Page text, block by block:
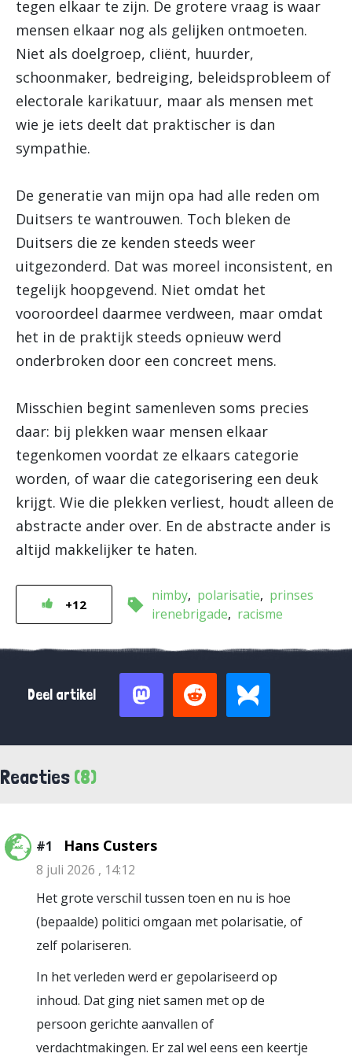
tegen elkaar te zijn. De grotere vraag is waar
mensen elkaar nog als gelijken ontmoeten.
Niet als doelgroep, cliënt, huurder,
schoonmaker, bedreiging, beleidsprobleem of
electorale karikatuur, maar als mensen met
wie je iets deelt dat praktischer is dan
sympathie.
De generatie van mijn opa had alle reden om
Duitsers te wantrouwen. Toch bleken de
Duitsers die ze kenden steeds weer
uitgezonderd. Dat was moreel inconsistent, en
tegelijk hoopgevend. Niet omdat het
vooroordeel daarmee verdween, maar omdat
het in de praktijk steeds opnieuw werd
onderbroken door een concreet mens.
Misschien begint samenleven soms precies
daar: bij plekken waar mensen elkaar
tegenkomen voordat ze elkaars categorie
worden, of waar die categorisering een deuk
krijgt. Wie die plekken verliest, houdt alleen de
abstracte ander over. En de abstracte ander is
altijd makkelijker te haten.
+12
nimby polarisatie
prinses
irenebrigade
racisme
Deel artikel
Reacties (8)
#1 Hans Custers
8 juli 2026 , 14:12
Het grote verschil tussen toen en nu is hoe
(bepaalde) politici omgaan met polarisatie, of
zelf polariseren.
In het verleden werd er gepolariseerd op
inhoud. Dat ging niet samen met op de
persoon gerichte aanvallen of
verdachtmakingen. Er zal wel eens een keertje